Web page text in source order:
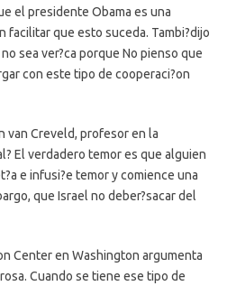
el presidente Obama es una
que esto suceda. Tambi?dijo
sea ver?ca porque No pienso que
con este tipo de cooperaci?on
van Creveld, profesor en la
El verdadero temor es que alguien
e infusi?e temor y comience una
que Israel no deber?sacar del
Center en Washington argumenta
Cuando se tiene ese tipo de